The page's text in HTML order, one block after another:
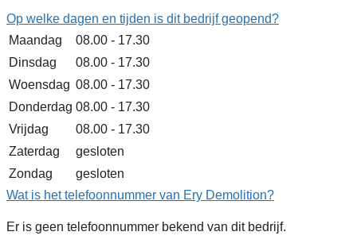
Op welke dagen en tijden is dit bedrijf geopend?
Maandag
08.00 - 17.30
Dinsdag
08.00 - 17.30
Woensdag 08.00 - 17.30
Donderdag 08.00 - 17.30
Vrijdag
08.00 - 17.30
Zaterdag
gesloten
Zondag
gesloten
Wat is het telefoonnummer van Ery Demolition?
Er is geen telefoonnummer bekend van dit bedrijf.